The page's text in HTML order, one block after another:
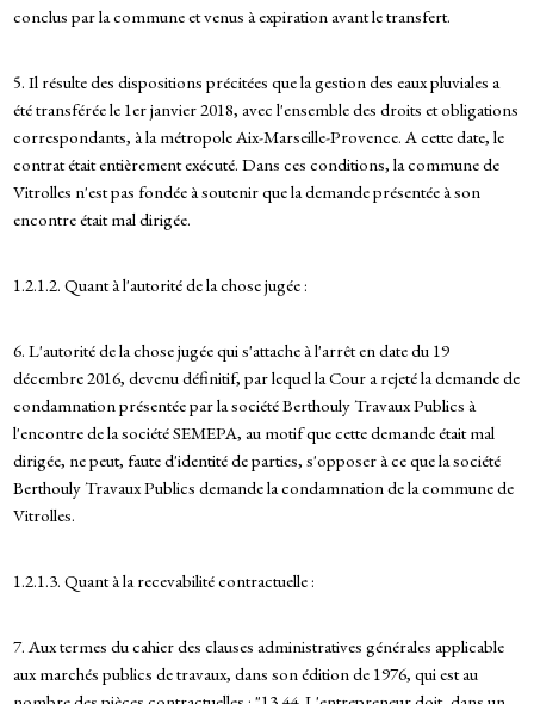
conclus par la commune et venus à expiration avant le transfert.
5. Il résulte des dispositions précitées que la gestion des eaux pluviales a
été transférée le 1er janvier 2018, avec l'ensemble des droits et obligations
correspondants, à la métropole Aix-Marseille-Provence. A cette date, le
contrat était entièrement exécuté. Dans ces conditions, la commune de
Vitrolles n'est pas fondée à soutenir que la demande présentée à son
encontre était mal dirigée.
1.2.1.2. Quant à l'autorité de la chose jugée :
6. L'autorité de la chose jugée qui s'attache à l'arrêt en date du 19
décembre 2016, devenu définitif, par lequel la Cour a rejeté la demande de
condamnation présentée par la société Berthouly Travaux Publics à
l'encontre de la société SEMEPA, au motif que cette demande était mal
dirigée, ne peut, faute d'identité de parties, s'opposer à ce que la société
Berthouly Travaux Publics demande la condamnation de la commune de
Vitrolles.
1.2.1.3. Quant à la recevabilité contractuelle :
7. Aux termes du cahier des clauses administratives générales applicable
aux marchés publics de travaux, dans son édition de 1976, qui est au